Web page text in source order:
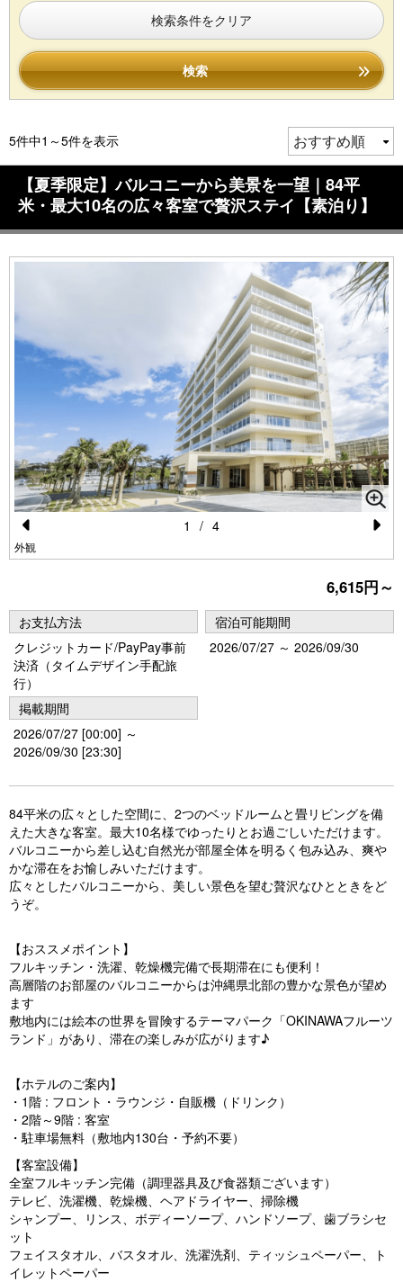
検索条件をクリア
検索
5件中1～5件を表示
【夏季限定】バルコニーから美景を一望｜84平
米・最大10名の広々客室で贅沢ステイ【素泊り】
Pr
o
u
s
外観
e
xt
1 / 4
6,615円～
お支払方法
クレジットカード/PayPay事前
決済（タイムデザイン手配旅
行）
宿泊可能期間
2026/07/27 ～ 2026/09/30
掲載期間
2026/07/27 [00:00] ～
2026/09/30 [23:30]
84平米の広々とした空間に、2つのベッドルームと畳リビングを備
えた大きな客室。最大10名様でゆったりとお過ごしいただけます。
バルコニーから差し込む自然光が部屋全体を明るく包み込み、爽や
かな滞在をお愉しみいただけます。
広々としたバルコニーから、美しい景色を望む贅沢なひとときをど
うぞ。
【おススメポイント】
フルキッチン・洗濯、乾燥機完備で長期滞在にも便利！
高層階のお部屋のバルコニーからは沖縄県北部の豊かな景色が望め
ます
敷地内には絵本の世界を冒険するテーマパーク「OKINAWAフルーツ
ランド」があり、滞在の楽しみが広がります♪
【ホテルのご案内】
・1階 : フロント・ラウンジ・自販機（ドリンク）
・2階～9階 : 客室
・駐車場無料（敷地内130台・予約不要）
【客室設備】
全室フルキッチン完備（調理器具及び食器類ございます）
テレビ、洗濯機、乾燥機、ヘアドライヤー、掃除機
シャンプー、リンス、ボディーソープ、ハンドソープ、歯ブラシセ
ット
フェイスタオル、バスタオル、洗濯洗剤、ティッシュペーパー、ト
イレットペーパー